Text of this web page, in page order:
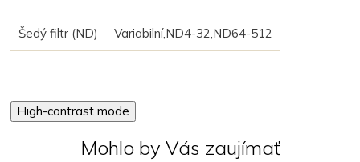
Šedý filtr (ND) Variabilní,ND4-32,ND64-512
High-contrast mode
Mohlo by Vás zaujímať